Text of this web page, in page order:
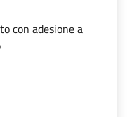
con adesione a